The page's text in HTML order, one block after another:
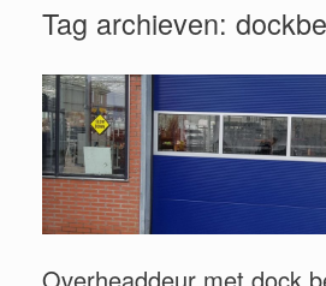
Tag archieven:
Overheaddeur met dock